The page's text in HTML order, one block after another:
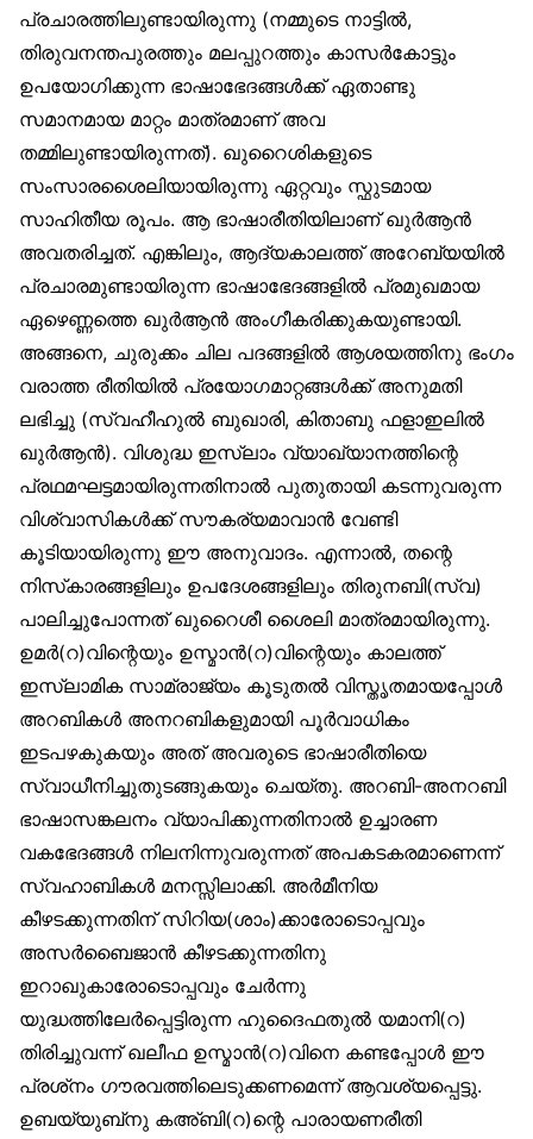
പ്രചാരത്തിലുണ്ടായിരുന്നു (നമ്മുടെ നാട്ടിൽ,
തിരുവനന്തപുരത്തും മലപ്പുറത്തും കാസർകോട്ടും
ഉപയോഗിക്കുന്ന ഭാഷാഭേദങ്ങൾക്ക് ഏതാണ്ടു
സമാനമായ മാറ്റം മാത്രമാണ് അവ
തമ്മിലുണ്ടായിരുന്നത്). ഖുറൈശികളുടെ
സംസാരശൈലിയായിരുന്നു ഏറ്റവും സ്ഫുടമായ
സാഹിതീയ രൂപം. ആ ഭാഷാരീതിയിലാണ് ഖുർആൻ
അവതരിച്ചത്. എങ്കിലും, ആദ്യകാലത്ത് അറേബ്യയിൽ
പ്രചാരമുണ്ടായിരുന്ന ഭാഷാഭേദങ്ങളിൽ പ്രമുഖമായ
ഏഴെണ്ണത്തെ ഖുർആൻ അംഗീകരിക്കുകയുണ്ടായി.
അങ്ങനെ, ചുരുക്കം ചില പദങ്ങളിൽ ആശയത്തിനു ഭംഗം
വരാത്ത രീതിയിൽ പ്രയോഗമാറ്റങ്ങൾക്ക് അനുമതി
ലഭിച്ചു (സ്വഹീഹുൽ ബുഖാരി, കിതാബു ഫളാഇലിൽ
ഖുർആൻ). വിശുദ്ധ ഇസ്‌ലാം വ്യാഖ്യാനത്തിന്റെ
പ്രഥമഘട്ടമായിരുന്നതിനാൽ പുതുതായി കടന്നുവരുന്ന
വിശ്വാസികൾക്ക് സൗകര്യമാവാൻ വേണ്ടി
കൂടിയായിരുന്നു ഈ അനുവാദം. എന്നാൽ, തന്റെ
നിസ്‌കാരങ്ങളിലും ഉപദേശങ്ങളിലും തിരുനബി(സ്വ)
പാലിച്ചുപോന്നത് ഖുറൈശീ ശൈലി മാത്രമായിരുന്നു.
ഉമർ(റ)വിന്റെയും ഉസ്മാൻ(റ)വിന്റെയും കാലത്ത്
ഇസ്‌ലാമിക സാമ്രാജ്യം കൂടുതൽ വിസ്തൃതമായപ്പോൾ
അറബികൾ അനറബികളുമായി പൂർവാധികം
ഇടപഴകുകയും അത് അവരുടെ ഭാഷാരീതിയെ
സ്വാധീനിച്ചുതുടങ്ങുകയും ചെയ്തു. അറബി-അനറബി
ഭാഷാസങ്കലനം വ്യാപിക്കുന്നതിനാൽ ഉച്ചാരണ
വകഭേദങ്ങൾ നിലനിന്നുവരുന്നത് അപകടകരമാണെന്ന്
സ്വഹാബികൾ മനസ്സിലാക്കി. അർമീനിയ
കീഴടക്കുന്നതിന് സിറിയ(ശാം)ക്കാരോടൊപ്പവും
അസർബൈജാൻ കീഴടക്കുന്നതിനു
ഇറാഖുകാരോടൊപ്പവും ചേർന്നു
യുദ്ധത്തിലേർപ്പെട്ടിരുന്ന ഹുദൈഫതുൽ യമാനി(റ)
തിരിച്ചുവന്ന് ഖലീഫ ഉസ്മാൻ(റ)വിനെ കണ്ടപ്പോൾ ഈ
പ്രശ്‌നം ഗൗരവത്തിലെടുക്കണമെന്ന് ആവശ്യപ്പെട്ടു.
ഉബയ്യുബ്‌നു കഅ്ബി(റ)ന്റെ പാരായണരീതി